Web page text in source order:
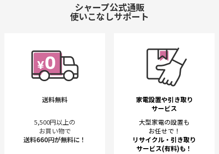
シャープ公式通販
使いこなしサポート
送料無料
5,500円以上の
お買い物で
送料660円が無料に！
家電設置や引き取り
サービス
大型家電の設置も
お任せで！
リサイクル・引き取り
サービス(有料)も！